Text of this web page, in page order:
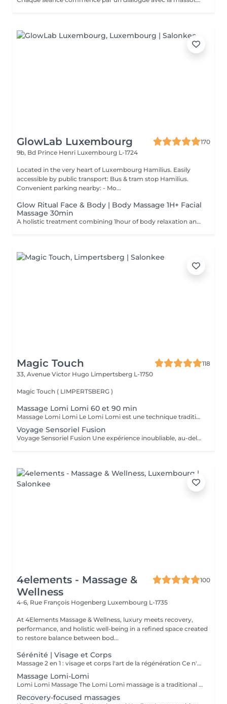
GlowLab Luxembourg
170
9b, Bd Prince Henri Luxembourg L-1724
Located in the very heart of Luxembourg Hamilius. Easily
accessible by public transport: Bus & tram stop Hamilius.
Convenient parking nearby: - Mo...
Glow Ritual Face & Body | Body Massage 1H+ Facial
Massage 30min
A holistic treatment combining 1hour of body relaxation and 30min of facial massage for complete rejuvenation. Why clients choose it: - Full relaxation - Skin + body experience - Signature SPA feeling
Magic Touch
118
33, Avenue Victor Hugo Limpertsberg L-1750
Magic Touch ( LIMPERTSBERG )
Massage Lomi Lomi 60 et 90 min
Massage Lomi Lomi Le Lomi Lomi est une technique traditionnelle hawaïenne qui va bien au-delà du simple toucher c'est une invitation à l'harmonie entre le corps, l'esprit et l'âme. Avec des mouvements longs, fluides et rythmés, rappelant le va-et-vient des vagues de l'océan, le praticien enveloppe le corps avec ses mains et ses avant-bras, créant une expérience d'accueil profond. Bienfaits : Relaxation profonde Soulagement des tensions musculaires Amélioration de la circulation et de l'énergie vitale Sensation de légèreté, de renouveau et de bien-être Un véritable câlin sous forme de soin.
Voyage Sensoriel Fusion
Voyage Sensoriel Fusion Une expérience inoubliable, au-delà du massage Plus qu'un simple massage, c'est une véritable expérience immersive qui invite à l'harmonie entre le corps, l'esprit et l'âme. Grâce à des mouvements longs, fluides et enveloppants, associés à la puissance de la luminothérapie, de l'aromathérapie, de la musicothérapie et de l'alignement des chakras, vous êtes transporté(e) dans un univers unique de détente et de connexion intérieure. Les bienfaits : Libération des tensions physiques et mentales Réduction immédiate du stress Circulation d'énergie et sensation de vitalité Bien-être profond, légèreté et renouveau Une expérience inoubliable comme un voyage qui réveille tous vos sens.
4elements - Massage &
Wellness
100
4-6, Rue François Hogenberg Luxembourg L-1735
At 4Elements Massage & Wellness, luxury meets recovery,
performance, and holistic well-being in a refined space created
to restore balance between bod...
Sérénité | Visage et Corps
Massage 2 en 1 : visage et corps l'art de la régénération Ce n'est pas simplement un massage. C'est une profonde réinitialisation de tout l'organisme en une seule séance. Pendant que le corps se libère des tensions et de la fatigue, le visage retrouve fraîcheur, tonicité et éclat naturel. Les processus de régénération s'activent, le drainage lymphatique s'améliore, la légèreté revient dans le corps et la clarté dans l'esprit. Un visage raffermi et soigneusement sublimé Un corps détendu, vivant et harmonieux Une sensation de calme qui se ressent de l'intérieur Le choix idéal pour celles et ceux qui souhaitent mieux paraître, ressentir davantage et optimiser leur temps. Une seule séance des résultats visibles et un plaisir profond. Offrez-vous le luxe de prendre soin de vous.
Massage Lomi-Lomi
Lomi Lomi Massage The Lomi Lomi massage is a traditional Hawaiian technique known for its long, flowing, wave-like movements that soothe the body and calm the mind. Using her forearms and rhythmic, continuous motions, Ksenija creates a deep sense of relaxation, helping to release tension, melt stress, and restore emotional balance. It's a gentle, holistic, and extremely comforting experience like being carried by warm ocean waves. Perfect for anyone seeking profound relaxation and inner harmony.
Recovery-focused massages